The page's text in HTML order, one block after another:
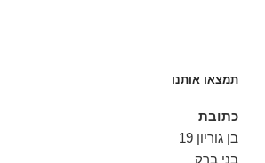
תמצאו אותנו
כתובת
בן גוריון 19
בני ברק